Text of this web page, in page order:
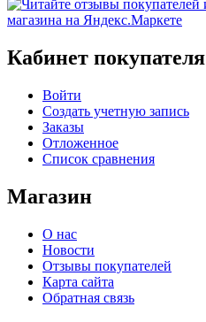
Кабинет покупателя
Войти
Создать учетную запись
Заказы
Отложенное
Список сравнения
Магазин
О нас
Новости
Отзывы покупателей
Карта сайта
Обратная связь